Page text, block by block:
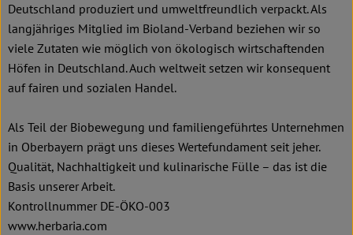
Deutschland produziert und umweltfreundlich verpackt. Als
langjähriges Mitglied im Bioland-Verband beziehen wir so
viele Zutaten wie möglich von ökologisch wirtschaftenden
Höfen in Deutschland. Auch weltweit setzen wir konsequent
auf fairen und sozialen Handel.
Als Teil der Biobewegung und familiengeführtes Unternehmen
in Oberbayern prägt uns dieses Wertefundament seit jeher.
Qualität, Nachhaltigkeit und kulinarische Fülle – das ist die
Basis unserer Arbeit.
Kontrollnummer DE-ÖKO-003
www.herbaria.com